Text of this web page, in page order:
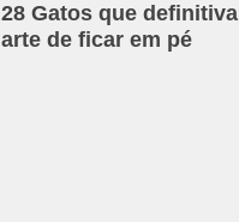
28 Gatos que
arte de ficar em pé